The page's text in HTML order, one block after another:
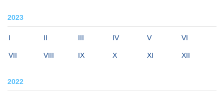
2023
I II III IV V VI
VII VIII IX X XI XII
2022